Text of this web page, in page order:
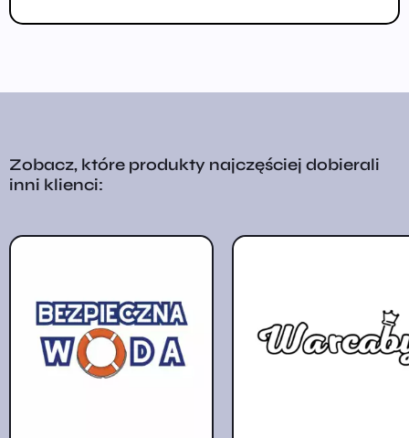
Zobacz, które produkty najczęściej dobierali
inni klienci: